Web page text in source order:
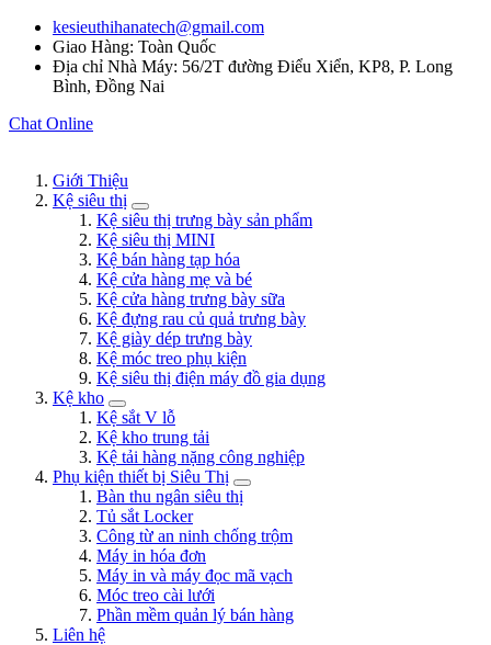
kesieuthihanatech@gmail.com
Giao Hàng: Toàn Quốc
Địa chỉ Nhà Máy: 56/2T đường Điểu Xiển, KP8, P. Long
Bình, Đồng Nai
Chat Online
Giới Thiệu
Kệ siêu thị
Kệ siêu thị trưng bày sản phẩm
Kệ siêu thị MINI
Kệ bán hàng tạp hóa
Kệ cửa hàng mẹ và bé
Kệ cửa hàng trưng bày sữa
Kệ đựng rau củ quả trưng bày
Kệ giày dép trưng bày
Kệ móc treo phụ kiện
Kệ siêu thị điện máy đồ gia dụng
Kệ kho
Kệ sắt V lỗ
Kệ kho trung tải
Kệ tải hàng nặng công nghiệp
Phụ kiện thiết bị Siêu Thị
Bàn thu ngân siêu thị
Tủ sắt Locker
Công từ an ninh chống trộm
Máy in hóa đơn
Máy in và máy đọc mã vạch
Móc treo cài lưới
Phần mềm quản lý bán hàng
Liên hệ